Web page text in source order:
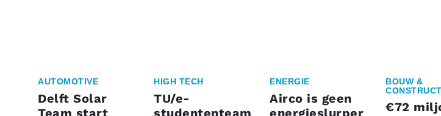
AUTOMOTIVE
Delft Solar
Team start
HIGH TECH
TU/e-
studententeam
ENERGIE
Airco is geen
energieslurper
BOUW &
€72